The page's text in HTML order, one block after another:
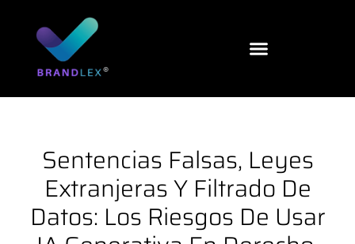
contenido
Sentencias Falsas, Leyes
Extranjeras Y Filtrado De
Datos: Los Riesgos De Usar